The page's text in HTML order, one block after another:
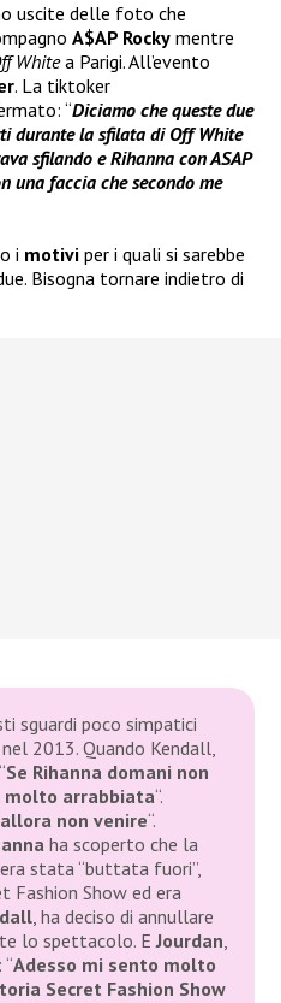
uscite delle foto che
A$AP Rocky mentre
Whitea Parigi. All’evento
. La tiktoker
“Diciamo che queste due
durante la sfilata di Off White
sfilando e Rihanna con ASAP
una faccia che secondo me
i motivi per i quali si sarebbe
Bisogna tornare indietro di
sguardi poco simpatici
2013. Quando Kendall,
Se Rihanna domani non
molto arrabbiata“.
non venire“.
ha scoperto che la
era stata “buttata fuori”,
Fashion Show ed era
, ha deciso di annullare
lo spettacolo. EJourdan
Adesso mi sento molto
Secret Fashion Show